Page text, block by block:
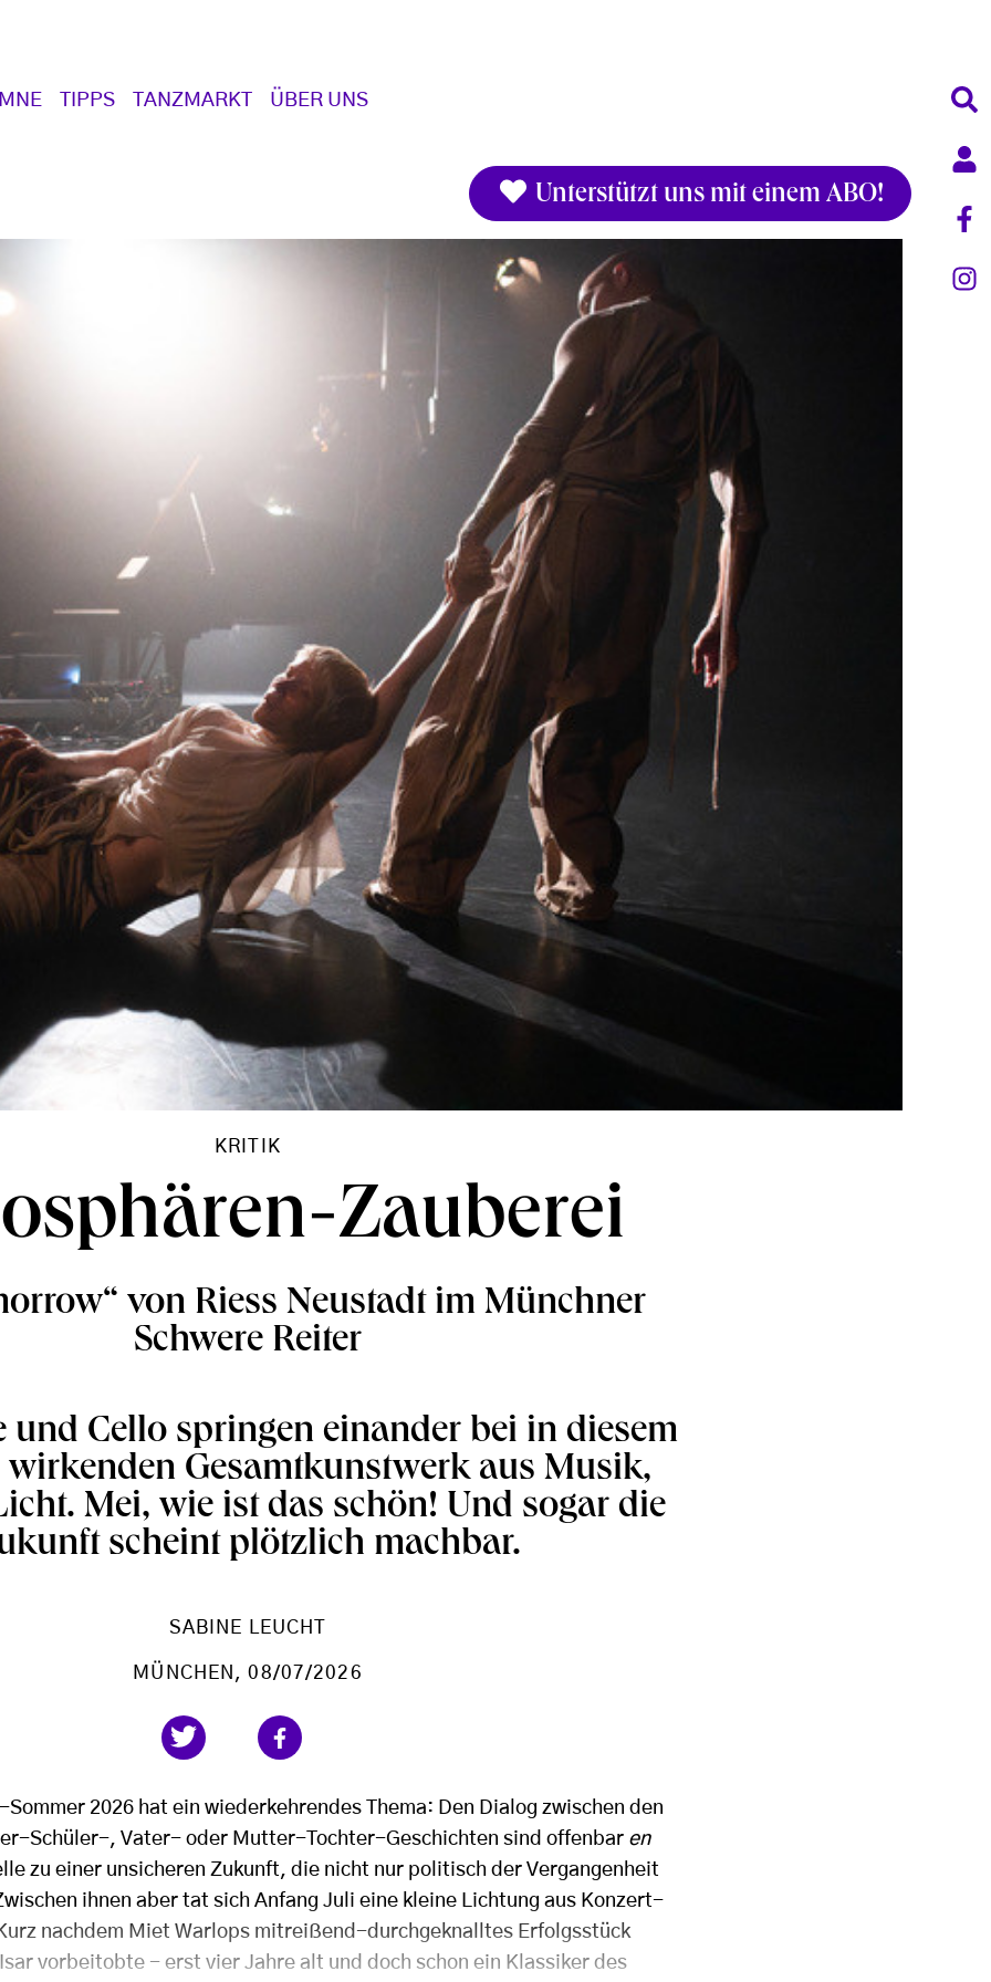
TIPPS TANZMARKT ÜBER UNS
Unterstützt uns mit einem ABO!
KRITIK
Zauberei
von Riess Neustadt im Münchner
Schwere Reiter
und Cello springen einander bei in diesem
Gesamtkunstwerk aus Musik,
Mei, wie ist das schön! Und sogar die
scheint plötzlich machbar.
SABINE LEUCHT
MÜNCHEN , 08/07/2026
Sommer 2026 hat ein wiederkehrendes Thema: Den Dialog zwischen den
Schüler-, Vater- oder Mutter-Tochter-Geschichten sind offenbar en
zu einer unsicheren Zukunft, die nicht nur politisch der Vergangenheit
ihnen aber tat sich Anfang Juli eine kleine Lichtung aus Konzert-
nachdem Miet Warlops mitreißend-durchgeknalltes Erfolgsstück
vorbeitobte - erst vier Jahre alt und doch schon ein Klassiker des